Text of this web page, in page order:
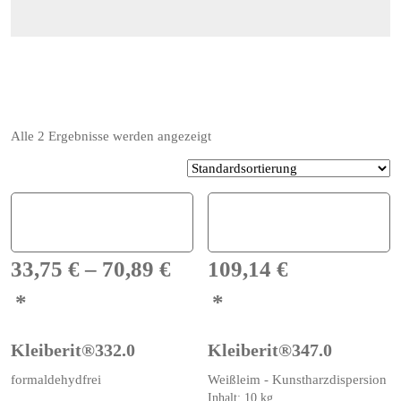
Alle 2 Ergebnisse werden angezeigt
33,75 €– 70,89 €
Kleiberit®332.0
formaldehydfrei
109,14€
Kleiberit®347.0
Weißleim - Kunstharzdispersion
Inhalt: 10kg